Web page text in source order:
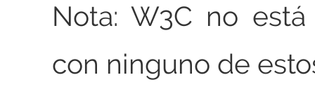
Nota: W3C no
con ninguno de